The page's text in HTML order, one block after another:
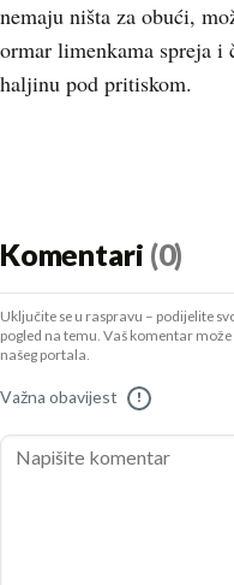
nemaju ništa za obući,
ormar limenkama spreja i
haljinu pod pritiskom.
Komentari (0)
Uključite se u raspravu – podijelite
pogled na temu. Vaš komentar
našeg portala.
Važna obavijest !